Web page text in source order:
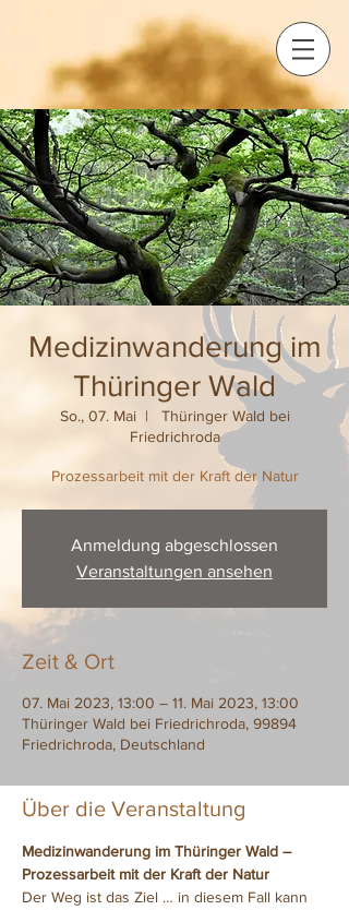
Medizinwanderung im
Thüringer Wald
So., 07. Mai
  |
Thüringer Wald bei
Friedrichroda
Prozessarbeit mit der Kraft der Natur
Anmeldung abgeschlossen
Veranstaltungen ansehen
Zeit & Ort
07. Mai 2023, 13:00 – 11. Mai 2023, 13:00
Thüringer Wald bei Friedrichroda, 99894
Friedrichroda, Deutschland
Über die Veranstaltung
Medizinwanderung im Thüringer Wald –
Prozessarbeit mit der Kraft der Natur
Der Weg ist das Ziel … in diesem Fall kann